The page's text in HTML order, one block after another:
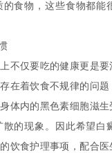
食物，这些食物都能
仅要吃的健康更是要
在着饮食不规律的问
体内的黑色素细胞滋
散的现象。因此希望白
饮食护理事项，配合